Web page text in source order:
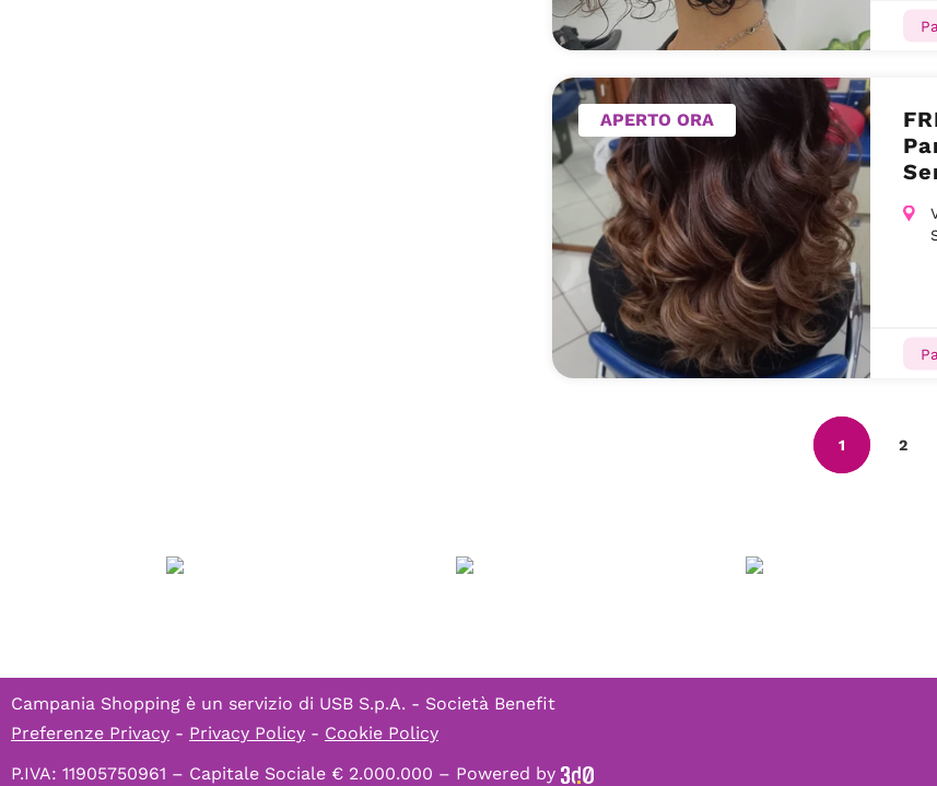
APERTO ORA
1 2
Campania Shopping è un servizio di USB S.p.A. - Società Benefit
Preferenze Privacy - Privacy Policy - Cookie Policy
P.IVA: 11905750961 – Capitale Sociale € 2.000.000 – Powered by